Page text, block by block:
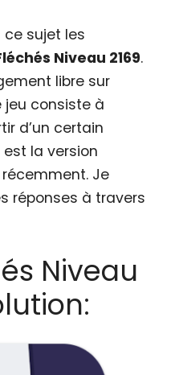
sujet les
Niveau 2169.
libre sur
jeu consiste à
d’un certain
est la version
Je
réponses à travers
Niveau